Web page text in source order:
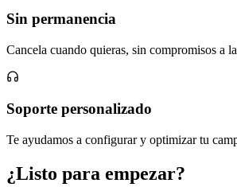
Sin permanencia
Cancela cuando quieras, sin compromisos a
Soporte personalizado
Te ayudamos a configurar y optimizar tu
¿Listo para empezar?